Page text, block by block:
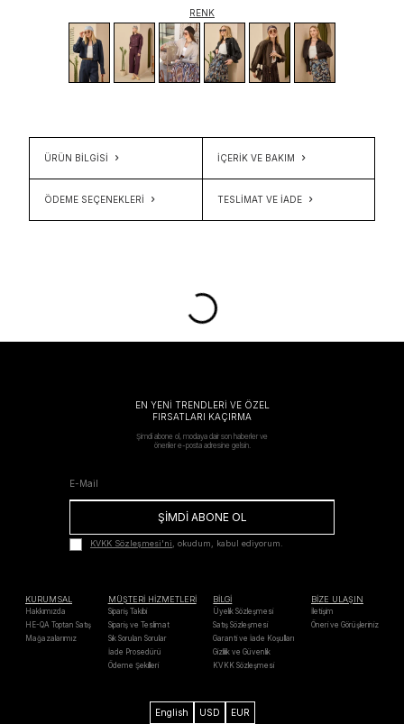
RENK
ÜRÜN BİLGİSİ İÇERIK VE BAKIM
ÖDEME SEÇENEKLERI TESLIMAT VE İADE
EN YENİ TRENDLERİ VE ÖZEL
FIRSATLARI KAÇIRMA
Şimdi abone ol, modaya dair son haberler ve
öneriler e-posta adresine gelsin.
ŞİMDİ ABONE OL
KVKK Sözleşmesi'ni, okudum, kabul ediyorum.
KURUMSAL
Hakkımızda
HE-QA Toptan Satış
Mağazalarımız
MÜŞTERİ HİZMETLERİ
Sipariş Takibi
Sipariş ve Teslimat
Sık Sorulan Sorular
İade Prosedürü
Ödeme Şekilleri
BİLGİ
Üyelik Sözleşmesi
Satış Sözleşmesi
Garanti ve İade Koşulları
Gizlilik ve Güvenlik
KVKK Sözleşmesi
BİZE ULAŞIN
İletişim
Öneri ve Görüşleriniz
English USD EUR